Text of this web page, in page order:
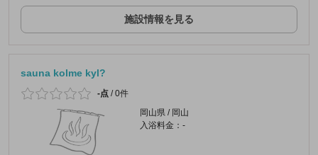
施設情報を見る
sauna kolme kyl?
-点 /0件
岡山県 / 岡山
入浴料金：-